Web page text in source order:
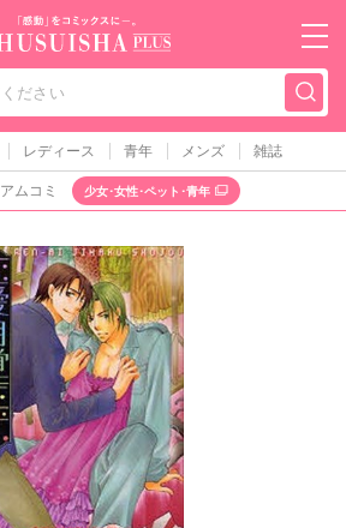
秋水社PLUS（テ
レディース 青年 メンズ 雑誌
アムコミ 少女･女性･ペット･青年